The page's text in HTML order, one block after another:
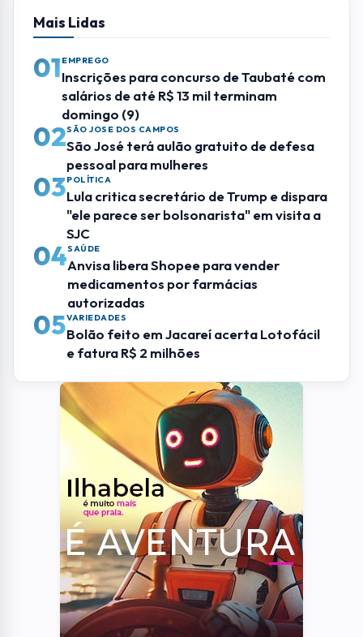
COMENTÁRIO *
ENVIAR COMENTÁRIO
Mais Lidas
01EMPREGO
Inscrições para concurso de Taubaté com
salários de até R$ 13 mil terminam
domingo (9)
02SÃO JOSE DOS CAMPOS
São José terá aulão gratuito de defesa
pessoal para mulheres
03 POLÍTICA
Lula critica secretário de Trump e dispara
"ele parece ser bolsonarista" em visita a
SJC
04 SAÚDE
Anvisa libera Shopee para vender
medicamentos por farmácias
autorizadas
05 VARIEDADES
Bolão feito em Jacareí acerta Lotofácil
e fatura R$ 2 milhões